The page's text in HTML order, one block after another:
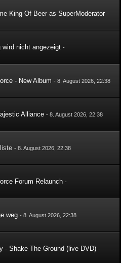
King Of Beer as SuperModerator -
wird nicht angezeigt -
- New Album -8. August 2026, 22:38
Alliance -8. August 2026, 22:38
-8. August 2026, 22:38
Forum Relaunch -
weg -8. August 2026, 22:38
- Shake The Ground (live DVD) -